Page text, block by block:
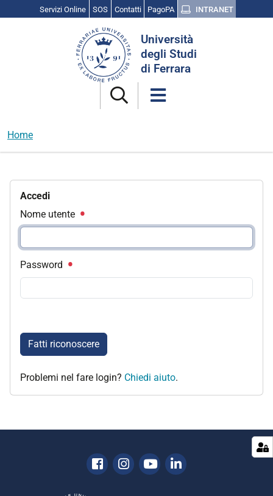
Servizi Online SOS Contatti PagoPA INTRANET
Università
degli Studi
di Ferrara
Home
Accedi
Nome utente
Password
Fatti riconoscere
Problemi nel fare login? Chiedi aiuto.
Facebook
Instagram
YoutubeLinkedin